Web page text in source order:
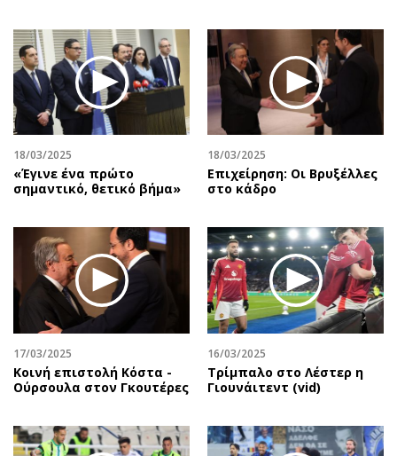
18/03/2025
«Έγινε ένα πρώτο
σημαντικό, θετικό βήμα»
18/03/2025
Επιχείρηση: Oι Βρυξέλλες
στο κάδρο
17/03/2025
Κοινή επιστολή Κόστα -
Ούρσουλα στον Γκουτέρες
16/03/2025
Τρίμπαλο στο Λέστερ η
Γιουνάιτεντ (vid)